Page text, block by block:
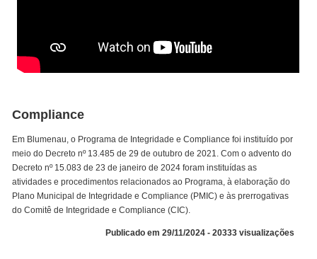
Compliance
Em Blumenau, o Programa de Integridade e Compliance foi instituído por
meio do Decreto nº 13.485 de 29 de outubro de 2021. Com o advento do
Decreto nº 15.083 de 23 de janeiro de 2024 foram instituídas as
atividades e procedimentos relacionados ao Programa, à elaboração do
Plano Municipal de Integridade e Compliance (PMIC) e às prerrogativas
do Comitê de Integridade e Compliance (CIC).
Publicado em 29/11/2024 - 20333 visualizações